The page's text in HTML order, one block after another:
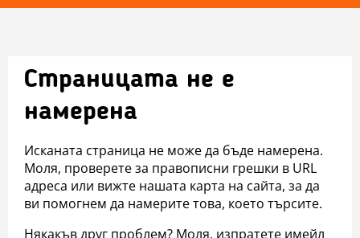
Страницата не е
намерена
Исканата страница не може да бъде намерена.
Моля, проверете за правописни грешки в URL
адреса или вижте нашата карта на сайта, за да
ви помогнем да намерите това, което търсите.
Някакъв друг проблем? Моля, изпратете имейл